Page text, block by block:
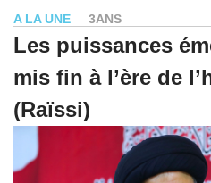
A LA UNE 3ANS
Les puissances
mis fin à l’ère de
(Raïssi)